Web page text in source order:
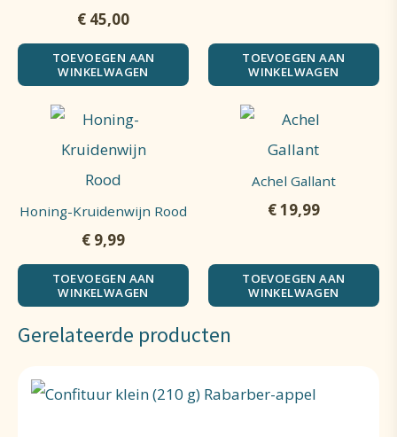
€ 45,00
TOEVOEGEN AAN
WINKELWAGEN
TOEVOEGEN AAN
WINKELWAGEN
Honing-Kruidenwijn Rood
€ 9,99
TOEVOEGEN AAN
WINKELWAGEN
Achel Gallant
€19,99
TOEVOEGEN AAN
WINKELWAGEN
Gerelateerde producten